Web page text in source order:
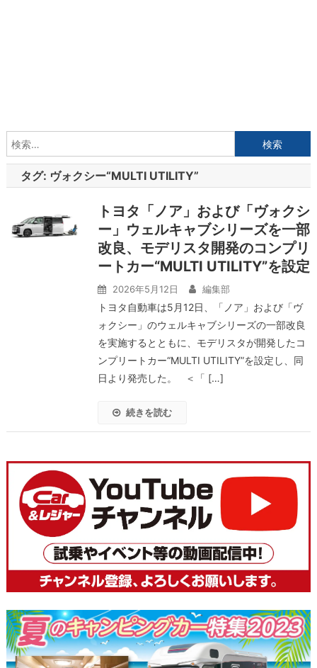
索:
タグ: ヴォクシー“MULTI UTILITY”
トヨタ「ノア」および「ヴォクシ
ー」ウェルキャブシリーズを一部
改良、モデリスタ開発のコンプリ
ートカー“MULTI UTILITY”を設定
2026年5月12日 編集部
トヨタ自動車は5月12日、「ノア」および「ヴ
ォクシー」のウェルキャブシリーズの一部改良
を実施するとともに、モデリスタが開発したコ
ンプリートカー“MULTI UTILITY”を設定し、同
日より発売した。 ＜「 […]
続きを読む